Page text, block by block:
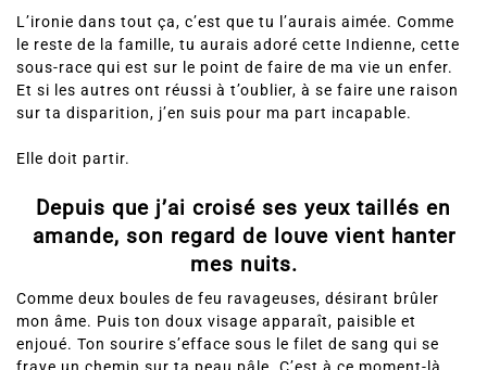
L’ironie dans tout ça, c’est que tu l’aurais aimée. Comme
le reste de la famille, tu aurais adoré cette Indienne, cette
sous-race qui est sur le point de faire de ma vie un enfer.
Et si les autres ont réussi à t’oublier, à se faire une raison
sur ta disparition, j’en suis pour ma part incapable.
Elle doit partir.
Depuis que j’ai croisé ses yeux taillés en
amande, son regard de louve vient hanter
mes nuits.
Comme deux boules de feu ravageuses, désirant brûler
mon âme. Puis ton doux visage apparaît, paisible et
enjoué. Ton sourire s’efface sous le filet de sang qui se